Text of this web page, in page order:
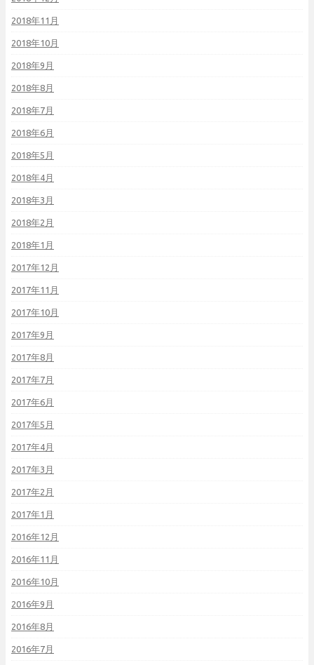
2018年11月
2018年10月
2018年9月
2018年8月
2018年7月
2018年6月
2018年5月
2018年4月
2018年3月
2018年2月
2018年1月
2017年12月
2017年11月
2017年10月
2017年9月
2017年8月
2017年7月
2017年6月
2017年5月
2017年4月
2017年3月
2017年2月
2017年1月
2016年12月
2016年11月
2016年10月
2016年9月
2016年8月
2016年7月